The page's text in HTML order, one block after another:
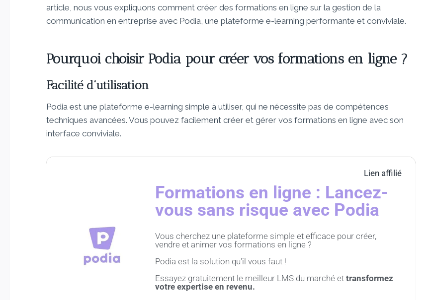
article, nous vous expliquons comment créer des formations en ligne sur la gestion de la
communication en entreprise avec Podia, une plateforme e-learning performante et conviviale.
Pourquoi choisir Podia pour créer vos formations en ligne ?
Facilité d’utilisation
Podia est une plateforme e-learning simple à utiliser, qui ne nécessite pas de compétences
techniques avancées. Vous pouvez facilement créer et gérer vos formations en ligne avec son
interface conviviale.
Lien affilié
Formations en ligne : Lancez-
vous sans risque avec Podia
Vous cherchez une plateforme simple et efficace pour créer,
vendre et animer vos formations en ligne ?
Podia est la solution qu'il vous faut !
Essayez gratuitement le meilleur LMS du marché et transformez
votre expertise en revenu.